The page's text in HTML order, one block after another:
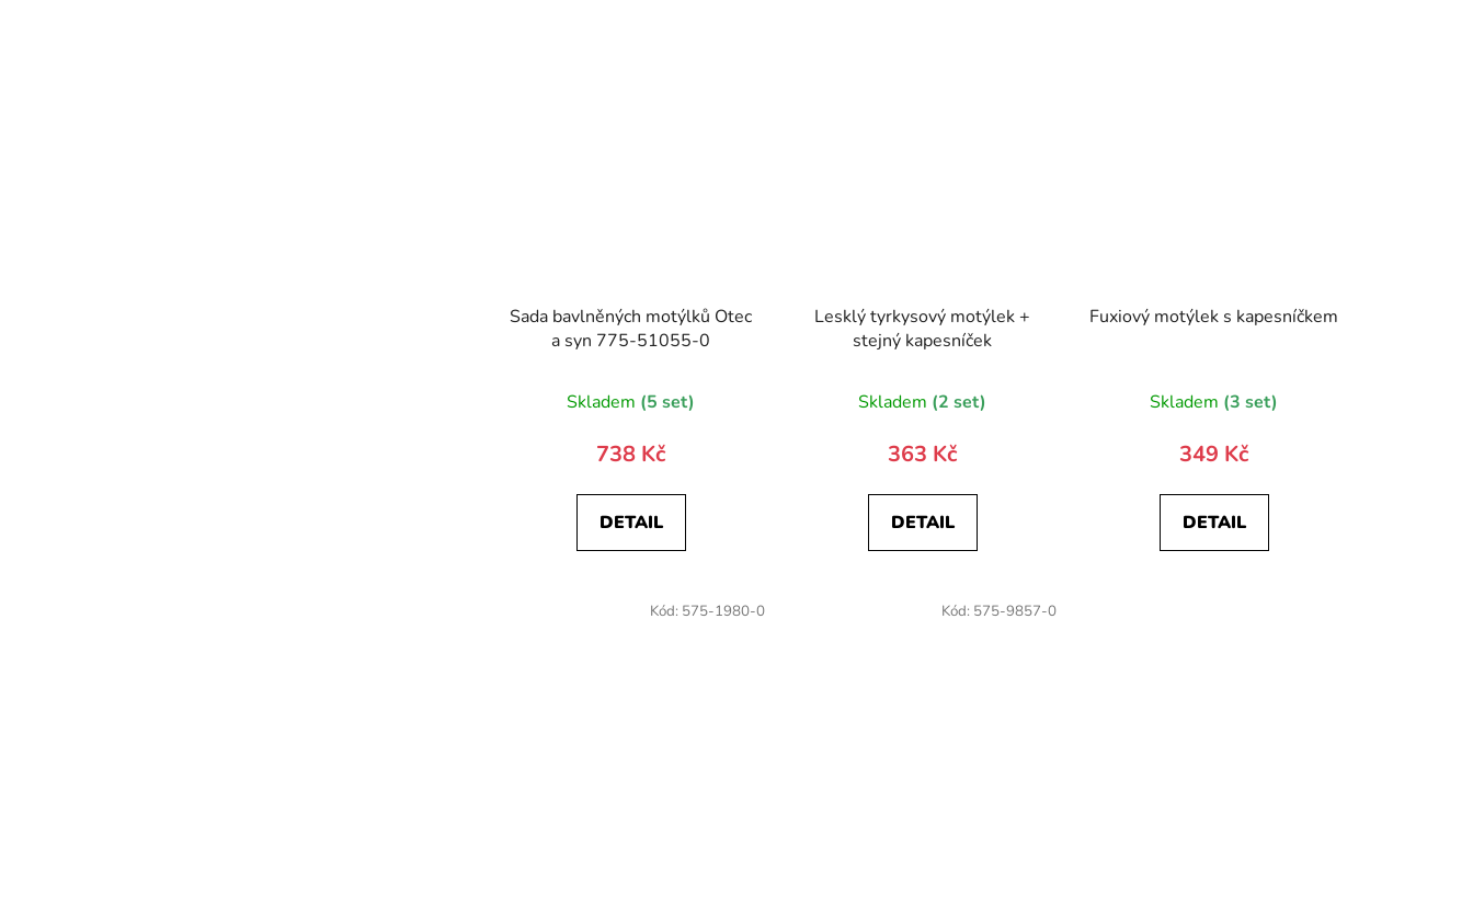
Sada bavlněných motýlků Otec
a syn 775-51055-0
Skladem (5 set)
738 Kč
DETAIL
Lesklý tyrkysový motýlek +
stejný kapesníček
Skladem (2 set)
363 Kč
DETAIL
Fuxiový motýlek s kapesníčkem
Skladem (3 set)
349 Kč
DETAIL
Kód: 575-1980-0 Kód: 575-9857-0